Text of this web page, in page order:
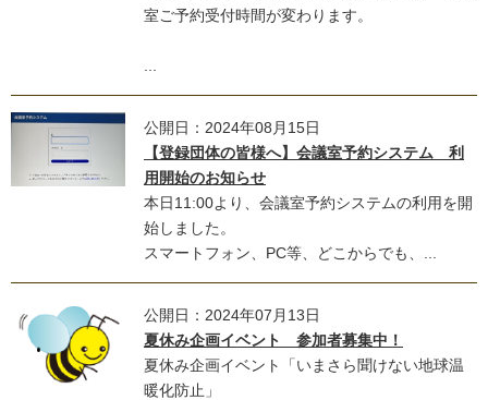
室ご予約受付時間が変わります。
公開日：2024年08月15日
【登録団体の皆様へ】会議室予約システム 利
用開始のお知らせ
本日11:00より、会議室予約システムの利用を開
始しました。
スマートフォン、PC等、どこからでも、...
公開日：2024年07月13日
夏休み企画イベント 参加者募集中！
夏休み企画イベント「いまさら聞けない地球温
暖化防止」